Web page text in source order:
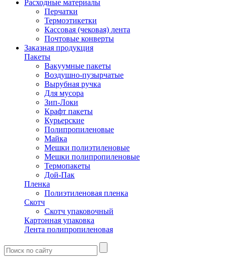
Расходные материалы
Перчатки
Термоэтикетки
Кассовая (чековая) лента
Почтовые конверты
Заказная продукция
Пакеты
Вакуумные пакеты
Воздушно-пузырчатые
Вырубная ручка
Для мусора
Зип-Локи
Крафт пакеты
Курьерские
Полипропиленовые
Майка
Мешки полиэтиленовые
Мешки полипропиленовые
Термопакеты
Дой-Пак
Пленка
Полиэтиленовая пленка
Скотч
Скотч упаковочный
Картонная упаковка
Лента полипропиленовая